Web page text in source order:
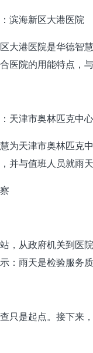
滨海新区大港医院
大港医院是华德智
医院的用能特点，
天津市奥林匹克中心
为天津市奥林匹克
并与值班人员就雨
，从政府机关到医
：雨天是检验服务
只是起点。接下来